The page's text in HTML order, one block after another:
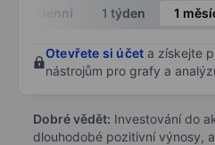
End of interactive chart.
Intradenní 1 týden 1
Otevřete si účet a získejte
nástrojům pro grafy a
Dobré vědět: Investování do
dlouhodobé pozitivní výnosy,